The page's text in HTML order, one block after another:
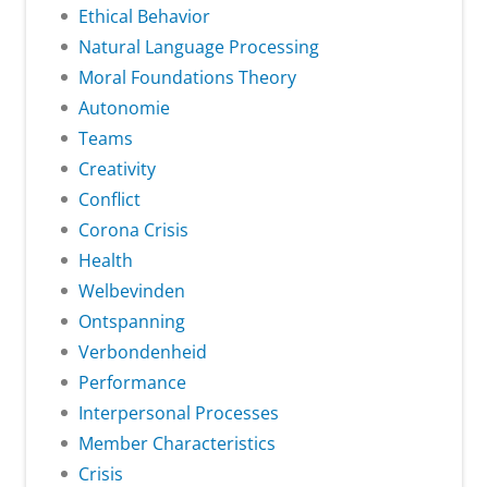
Ethical Behavior
Natural Language Processing
Moral Foundations Theory
Autonomie
Teams
Creativity
Conflict
Corona Crisis
Health
Welbevinden
Ontspanning
Verbondenheid
Performance
Interpersonal Processes
Member Characteristics
Crisis